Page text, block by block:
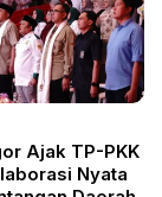
Ajak TP-PKK
Nyata